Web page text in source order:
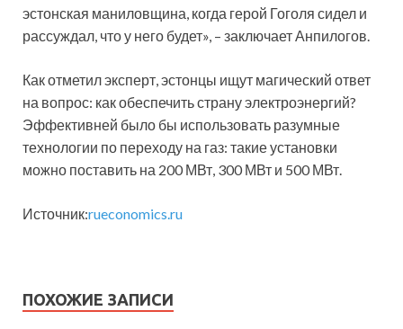
эстонская маниловщина, когда герой Гоголя сидел и
рассуждал, что у него будет», – заключает Анпилогов.
Как отметил эксперт, эстонцы ищут магический ответ
на вопрос: как обеспечить страну электроэнергий?
Эффективней было бы использовать разумные
технологии по переходу на газ: такие установки
можно поставить на 200 МВт, 300 МВт и 500 МВт.
Источник:rueconomics.ru
ПОХОЖИЕ ЗАПИСИ